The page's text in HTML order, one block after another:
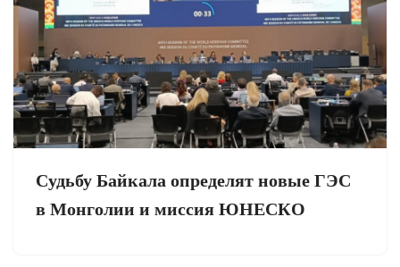
Судьбу Байкала определят новые ГЭС
в Монголии и миссия ЮНЕСКО